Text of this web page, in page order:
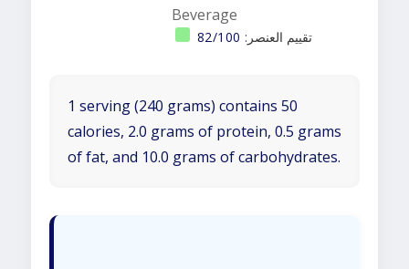
Beverage
تقييم العنصر: 82/100
1 serving (240 grams) contains 50
calories, 2.0 grams of protein, 0.5 grams
of fat, and 10.0 grams of carbohydrates.